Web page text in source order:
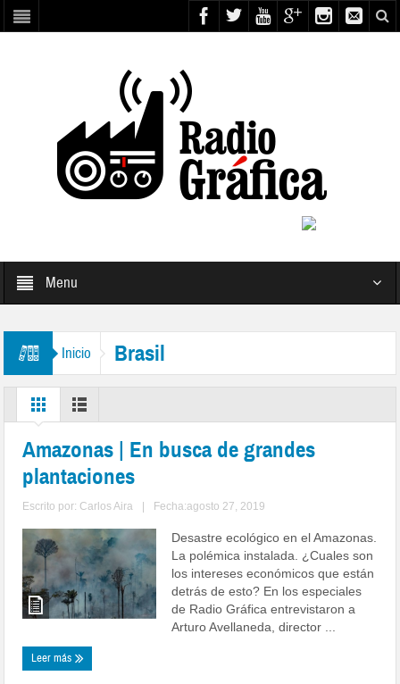
Menu
Inicio Brasil
Amazonas | En busca de grandes
plantaciones
Escrito por: Carlos Aira Fecha:agosto 27, 2019
Desastre ecológico en el Amazonas.
La polémica instalada. ¿Cuales son
los intereses económicos que están
detrás de esto? En los especiales
de Radio Gráfica entrevistaron a
Arturo Avellaneda, director ...
Leer más